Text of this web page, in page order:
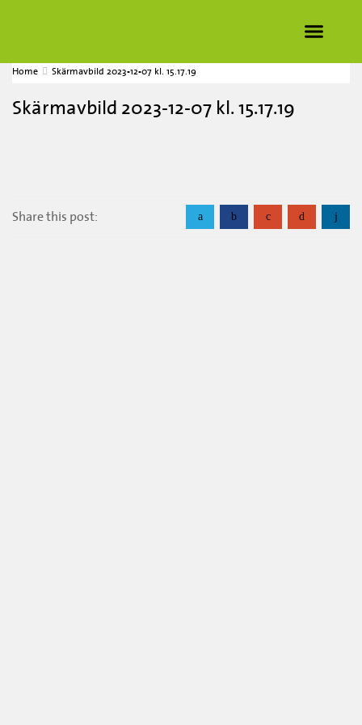
Home Skärmavbild 2023-12-07 kl. 15.17.19
Skärmavbild 2023-12-07 kl. 15.17.19
Share this post: a b c d j